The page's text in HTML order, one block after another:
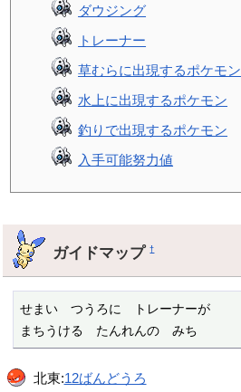
ダウジング
トレーナー
草むらに出現するポケモン
水上に出現するポケモン
釣りで出現するポケモン
入手可能努力値
ガイドマップ†
せまい　つうろに　トレーナーが
まちうける　たんれんの　みち
北東:12ばんどうろ